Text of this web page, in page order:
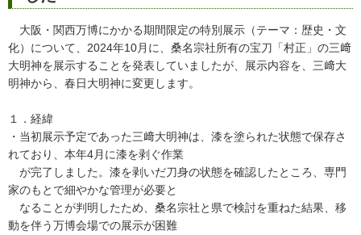
大阪・関西万博にかかる期間限定の特別展示（テーマ：歴史・文
化）について、2024年10月に、桑名宗社所有の宝刀「村正」の三﨑
大明神を展示することを発表していましたが、展示内容を、三﨑大
明神から、春日大明神に変更します。
１．経緯
・当初展示予定であった三﨑大明神は、漆を塗られた状態で保存さ
れており、本年4月に漆を剥ぐ作業
が完了しました。漆を剥いだ刀身の状態を確認したところ、専門
家のもとで細やかな管理が必要と
なることが判明したため、桑名宗社と県で検討を重ねた結果、移
動を伴う万博会場での展示が困難